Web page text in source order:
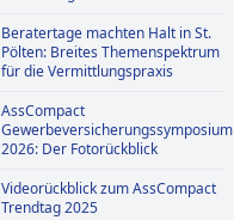
Beratertage machten Halt in St.
Pölten: Breites Themenspektrum
für die Vermittlungspraxis
AssCompact
Gewerbeversicherungssymposium
2026: Der Fotorückblick
Videorückblick zum AssCompact
Trendtag 2025